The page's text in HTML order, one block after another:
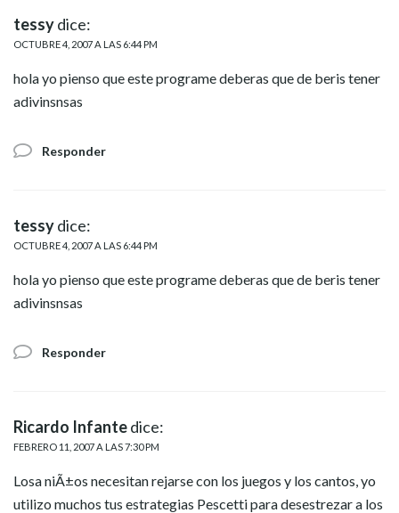
tessydice:
OCTUBRE 4, 2007 A LAS 6:44 PM
hola yo pienso que este programe deberas que de beris tener
adivinsnsas
Responder
tessydice:
OCTUBRE 4, 2007 A LAS 6:44 PM
hola yo pienso que este programe deberas que de beris tener
adivinsnsas
Responder
Ricardo Infantedice:
FEBRERO 11, 2007 A LAS 7:30 PM
Losa niÃ±os necesitan rejarse con los juegos y los cantos, yo
utilizo muchos tus estrategias Pescetti para desestrezar a los